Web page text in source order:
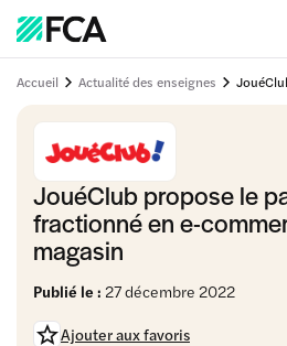
Accueil Actualité des enseignes
JouéClub propose le
fractionné en e-
magasin
Publié le : 27 décembre 2022
Ajouter aux favoris